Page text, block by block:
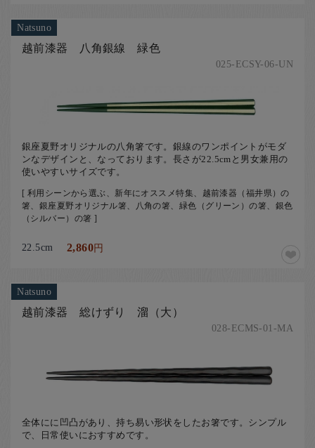
Natsuno
越前漆器 八角銀線 緑色
025-ECSY-06-UN
銀座夏野オリジナルの八角箸です。銀線のワンポイントがモダ
ンなデザインと、なっております。長さが22.5cmと男女兼用の
使いやすいサイズです。
[ 利用シーンから選ぶ、新年にオススメ特集、越前漆器（福井県）の
箸、銀座夏野オリジナル箸、八角の箸、緑色（グリーン）の箸、銀色
（シルバー）の箸 ]
22.5cm 2,860円
Natsuno
越前漆器 総けずり 溜（大）
028-ECMS-01-MA
全体にに凹凸があり、持ち易い形状をしたお箸です。シンプル
で、日常使いにおすすめです。